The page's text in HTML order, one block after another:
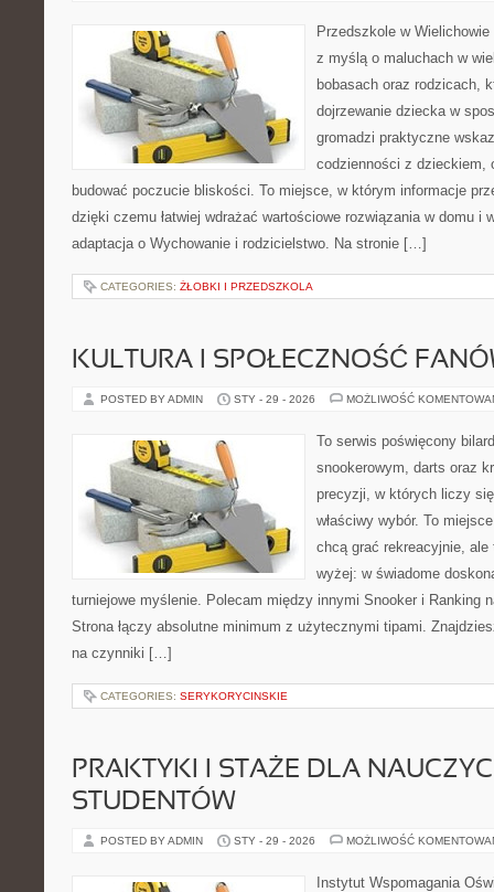
Przedszkole w
z myślą o maluchach w
bobasach oraz rodzicach,
dojrzewanie dziecka w
gromadzi praktyczne
codzienności z dzieckiem,
budować poczucie bliskości. To miejsce, w którym informacje
dzięki czemu łatwiej wdrażać wartościowe rozwiązania w domu i
adaptacja o Wychowanie i rodzicielstwo. Na stronie […]
CATEGORIES: ŻŁOBKI I PRZEDSZKOLA
KULTURA I SPOŁECZNOŚĆ
POSTED BY ADMIN STY - 29 - 2026 MOŻLIWOŚĆ
To serwis poświęcony
snookerowym, darts oraz
precyzji, w których liczy
właściwy wybór. To
chcą grać rekreacyjnie,
wyżej: w świadome
turniejowe myślenie. Polecam między innymi Snooker i Ranking
Strona łączy absolutne minimum z użytecznymi tipami.
na czynniki […]
CATEGORIES: SERYKORYCINSKIE
PRAKTYKI I STAŻE DLA
STUDENTÓW
POSTED BY ADMIN STY - 29 - 2026 MOŻLIWOŚĆ
Instytut Wspomagania